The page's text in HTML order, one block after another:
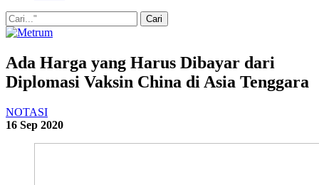
Ada Harga yang Harus Dibayar dari
Diplomasi Vaksin China di Asia Tenggara
NOTASI
16 Sep 2020